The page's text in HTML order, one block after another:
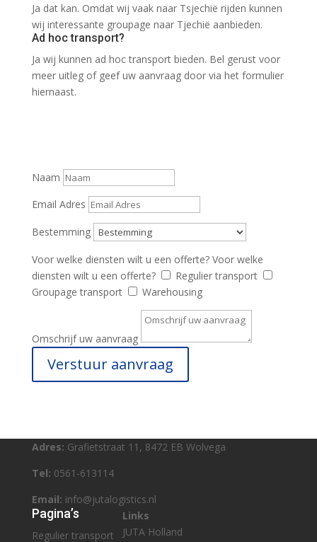
Ja dat kan. Omdat wij vaak naar Tsjechië rijden kunnen
wij interessante groupage naar Tjechië aanbieden.
Ad hoc transport?
Ja wij kunnen ad hoc transport bieden. Bel gerust voor
meer uitleg of geef uw aanvraag door via het formulier
hiernaast.
Naam
Email Adres
Bestemming
Voor welke diensten wilt u een offerte? Voor welke
diensten wilt u een offerte?
Regulier transport
Groupage transport
Warehousing
Omschrijf uw aanvraag
Verstuur aanvraag
Adres: Grafietstraat 11, 8472 EB Wolvega
Tel: 0561-613114
Email: info@jutalogistics.nl
Pagina’s
Regulier transport
Links
JUTAHolland